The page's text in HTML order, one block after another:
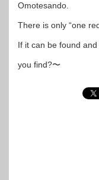
Omotesando.
There is only “one
If it can be found
you find?〜